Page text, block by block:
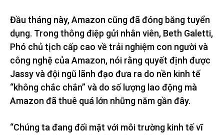
Đầu tháng này, Amazon cũng đã đóng băng tuyển
dụng. Trong thông điệp gửi nhân viên, Beth Galetti,
Phó chủ tịch cấp cao về trải nghiệm con người và
công nghệ của Amazon, nói rằng quyết định được
Jassy và đội ngũ lãnh đạo đưa ra do nền kinh tế
“không chắc chắn” và do số lượng lao động mà
Amazon đã thuê quá lớn những năm gần đây.
“Chúng ta đang đối mặt với môi trường kinh tế vĩ